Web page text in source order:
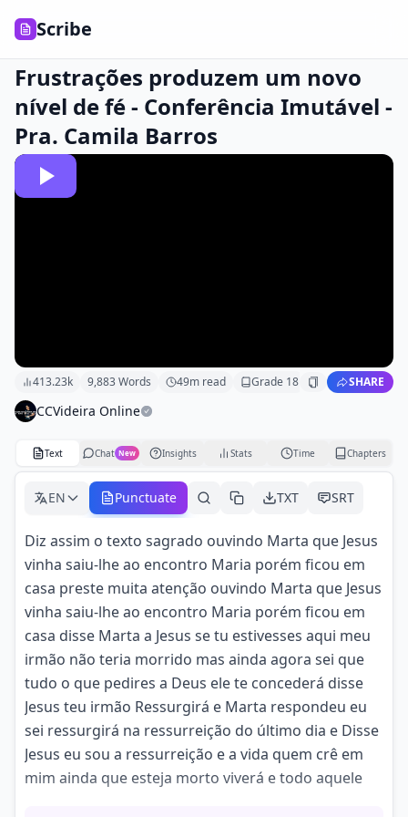
Scribe
Frustrações produzem um novo
nível de fé - Conferência Imutável -
Pra. Camila Barros
413.23k 9,883Words 49m read Grade 18 SHARE
CCVideira Online
Text Chat New Insights Stats Time Chapters
EN Punctuate TXT SRT
Diz assim o texto sagrado ouvindo Marta que Jesus
vinha saiu-lhe ao encontro Maria porém ficou em
casa preste muita atenção ouvindo Marta que Jesus
vinha saiu-lhe ao encontro Maria porém ficou em
casa disse Marta a Jesus se tu estivesses aqui meu
irmão não teria morrido mas ainda agora sei que
tudo o que pedires a Deus ele te concederá disse
Jesus teu irmão Ressurgirá e Marta respondeu eu
sei ressurgirá na ressurreição do último dia e Disse
Jesus eu sou a ressurreição e a vida quem crê em
mim ainda que esteja morto viverá e todo aquele